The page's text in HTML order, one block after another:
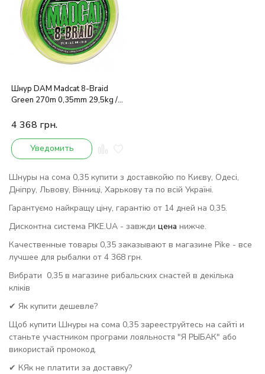
Шнур DAM Madcat 8-Braid
Green 270m 0,35mm 29,5kg /
4 368 грн.
Уведомить
Шнуры на сома 0,35 купити з доставкойю по Києву, Одесі,
Дніпру, Львову, Вінниці, Харькову та по всій Україні.
Гарантуємо найкращу ціну, гарантію от 14 дней на 0,35.
Дисконтна система PIKE.UA - завжди цена нижче.
Качественные товары 0,35 заказывают в магазине Pike - все
лучшее для рыбалки от 4 368 грн.
Вибрати 0,35 в магазине рибальских снастей в декілька
кліків
✔ Як купити дешевле?
Щоб купити Шнуры на сома 0,35 зарееструйтесь на сайті и
станьте участником програми лояльностя "Я РЫБАК" або
використай промокод.
✔ КЯк не платити за доставку?